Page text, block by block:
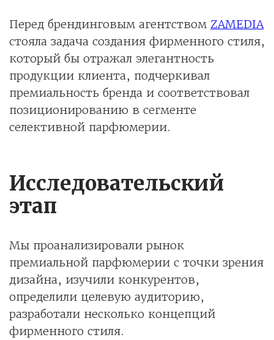
Перед брендинговым агентством ZAMEDIA
стояла задача создания фирменного стиля,
который бы отражал элегантность
продукции клиента, подчеркивал
премиальность бренда и соответствовал
позиционированию в сегменте
селективной парфюмерии.
Исследовательский
этап
Мы проанализировали рынок
премиальной парфюмерии с точки зрения
дизайна, изучили конкурентов,
определили целевую аудиторию,
разработали несколько концепций
фирменного стиля.